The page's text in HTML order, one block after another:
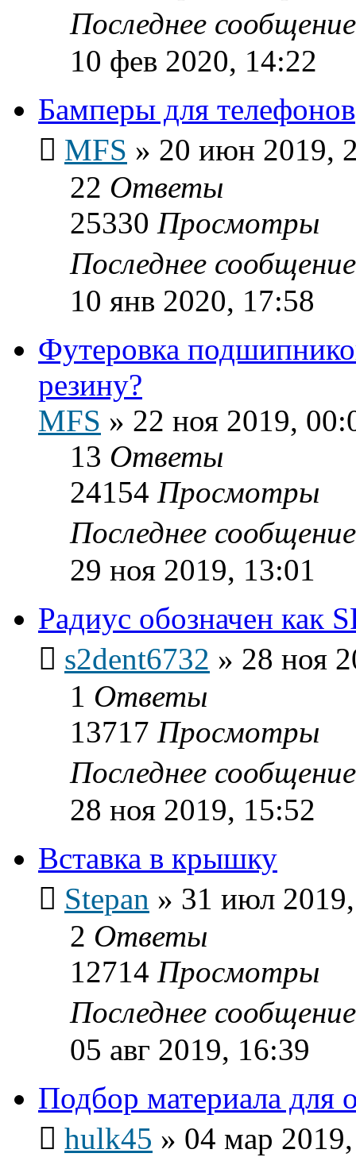
Последнее
10 фев 2020, 14:22
Бамперы для телефонов
MFS » 20 июн 2019,
22 Ответы
25330 Просмотры
Последнее
10 янв 2020, 17:58
Футеровка
резину?
MFS » 22 ноя 2019,
13 Ответы
24154 Просмотры
Последнее
29 ноя 2019, 13:01
Радиус обозначен как
s2dent6732 » 28 ноя
1 Ответы
13717 Просмотры
Последнее
28 ноя 2019, 15:52
Вставка в крышку
Stepan » 31 июл
2 Ответы
12714 Просмотры
Последнее
05 авг 2019, 16:39
Подбор материала для
hulk45 » 04 мар